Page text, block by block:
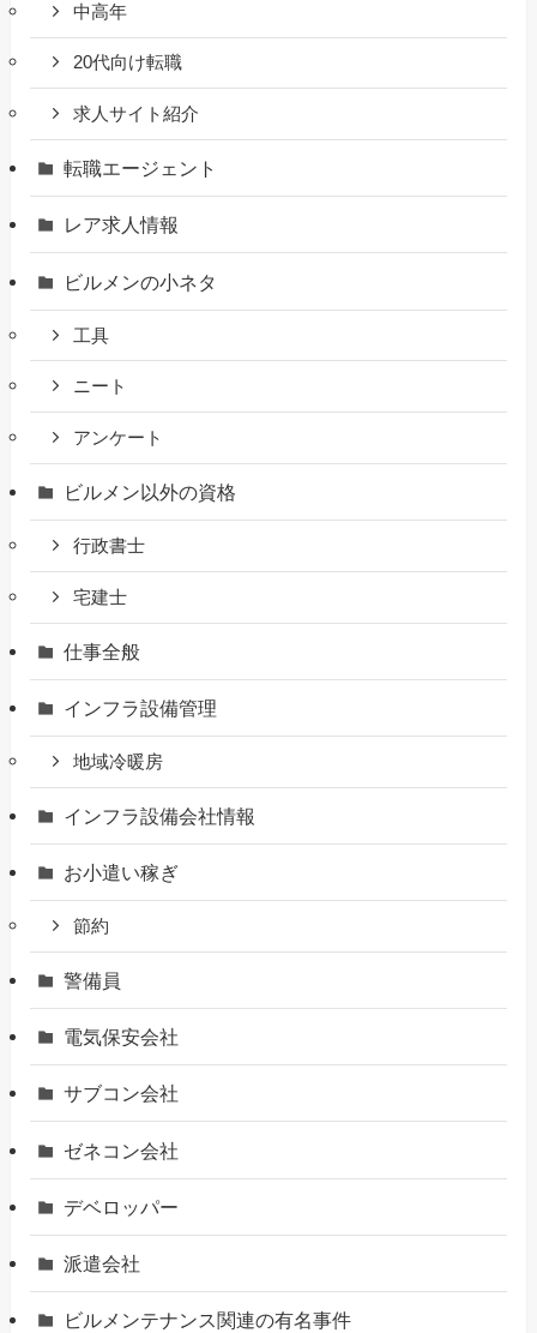
中高年
20代向け転職
求人サイト紹介
転職エージェント
レア求人情報
ビルメンの小ネタ
工具
ニート
アンケート
ビルメン以外の資格
行政書士
宅建士
仕事全般
インフラ設備管理
地域冷暖房
インフラ設備会社情報
お小遣い稼ぎ
節約
警備員
電気保安会社
サブコン会社
ゼネコン会社
デベロッパー
派遣会社
ビルメンテナンス関連の有名事件